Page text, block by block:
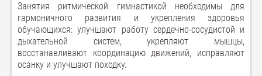
Занятия ритмической гимнастикой необходимы для
гармоничного развития и укрепления здоровья
обучающихся: улучшают работу сердечно-сосудистой и
дыхательной систем, укрепляют мышцы,
восстанавливают координацию движений, исправляют
осанку и улучшают походку.